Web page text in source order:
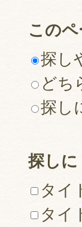
この
探し
どち
探し
探し
タイ
タイ